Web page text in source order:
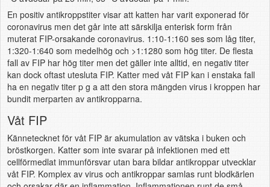
En positiv antikroppstiter visar att katten har varit exponerad för
coronavirus men det går inte att särskilja enterisk form från
muterat FIP-orsakande coronavirus. 1:10-1:160 ses som låg titer,
1:320-1:640 som medelhög och >1:1280 som hög titer. De flesta
fall av FIP har hög titer men det gäller inte alltid, en negativ titer
kan dock oftast utesluta FIP. Katter med våt FIP kan i enstaka fall
ha en negativ titer p g a att den stora mängden virus i kroppen har
bundit merparten av antikropparna.
Våt FIP
Kännetecknet för våt FIP är akumulation av vätska i buken och
bröstkorgen. Katter som inte svarar på infektionen med ett
cellförmedlat immunförsvar utan bara bildar antikroppar utvecklar
våt FIP. Komplex av virus och antikroppar samlas runt blodkärlen